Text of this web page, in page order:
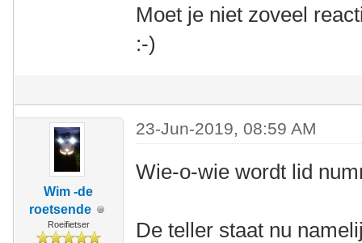
Moet je niet zoveel
:-)
Wim -de
roetsende
Roeifietser
23-Jun-2019, 08:59 AM
Wie-o-wie wordt lid
De teller staat nu